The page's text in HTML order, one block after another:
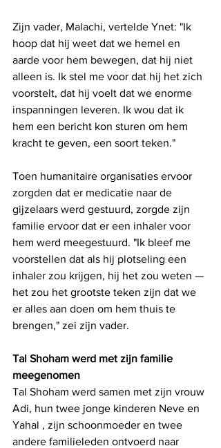
Zijn vader, Malachi, vertelde Ynet: "Ik
hoop dat hij weet dat we hemel en
aarde voor hem bewegen, dat hij niet
alleen is. Ik stel me voor dat hij het zich
voorstelt, dat hij voelt dat we enorme
inspanningen leveren. Ik wou dat ik
hem een ​​bericht kon sturen om hem
kracht te geven, een soort teken."
Toen humanitaire organisaties ervoor
zorgden dat er medicatie naar de
gijzelaars werd gestuurd, zorgde zijn
familie ervoor dat er een inhaler voor
hem werd meegestuurd. "Ik bleef me
voorstellen dat als hij plotseling een
inhaler zou krijgen, hij het zou weten —
het zou het grootste teken zijn dat we
er alles aan doen om hem thuis te
brengen," zei zijn vader.
Tal Shoham werd met zijn familie
meegenomen
Tal Shoham werd samen met zijn vrouw
Adi, hun twee jonge kinderen Neve en
Yahal , zijn schoonmoeder en twee
andere familieleden ontvoerd naar